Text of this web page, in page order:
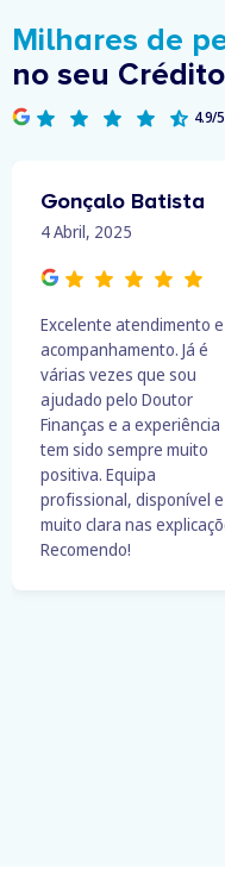
Milhares de
no seu
4.9/
Gonçalo Batista
4 Abril, 2025
Excelente atendimento e
acompanhamento. Já é
várias vezes que sou
ajudado pelo Doutor
Finanças e a experiência
tem sido sempre muito
positiva. Equipa
profissional, disponível e
muito clara nas
Recomendo!